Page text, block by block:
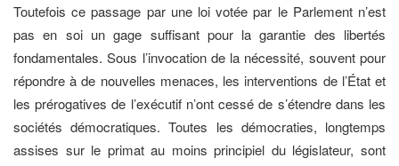
Toutefois ce passage par une loi votée par le Parlement n’est
pas en soi un gage suffisant pour la garantie des libertés
fondamentales. Sous l’invocation de la nécessité, souvent pour
répondre à de nouvelles menaces, les interventions de l’État et
les prérogatives de l’exécutif n’ont cessé de s’étendre dans les
sociétés démocratiques. Toutes les démocraties, longtemps
assises sur le primat au moins principiel du législateur, sont